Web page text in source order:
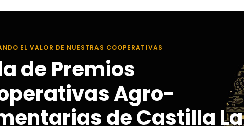
EL VALOR DE NUESTRAS COOPERATIVAS
de Premios
Agro-
de Castilla La